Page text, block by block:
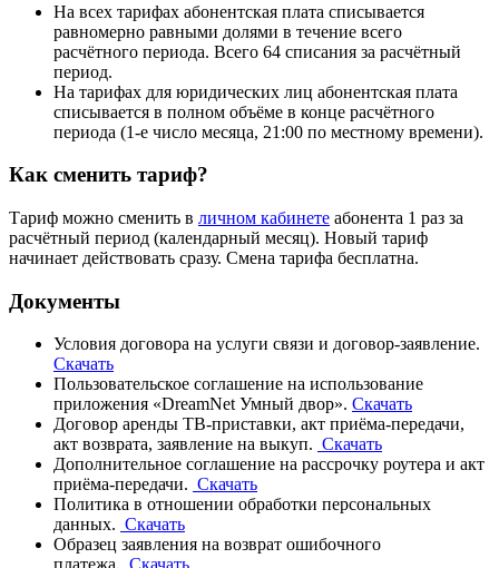
На всех тарифах абонентская плата списывается
равномерно равными долями в течение всего
расчётного периода. Всего 64 списания за расчётный
период.
На тарифах для юридических лиц абонентская плата
списывается в полном объёме в конце расчётного
периода (1-е число месяца, 21:00 по местному времени).
Как сменить тариф?
Тариф можно сменить в личном кабинете абонента 1 раз за
расчётный период (календарный месяц). Новый тариф
начинает действовать сразу. Смена тарифа бесплатна.
Документы
Условия договора на услуги связи и договор-заявление.
Скачать
Пользовательское соглашение на использование
приложения «DreamNet Умный двор». Скачать
Договор аренды ТВ-приставки, акт приёма-передачи,
акт возврата, заявление на выкуп. Скачать
Дополнительное соглашение на рассрочку роутера и акт
приёма-передачи. Скачать
Политика в отношении обработки персональных
данных. Скачать
Образец заявления на возврат ошибочного